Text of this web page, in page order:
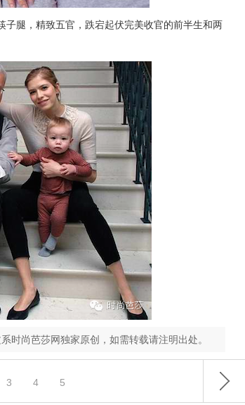
腿，精致五官，跌宕起伏完美收官的前半生和两
时尚芭莎网独家原创，如需转载请注明出处。
3 4 5